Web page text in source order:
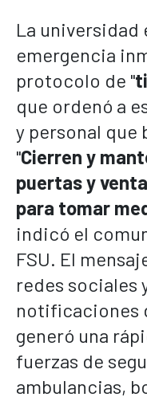
La universidad
emergencia
protocolo de "
que ordenó a
y personal que
"Cierren y
puertas y
para tomar
indicó el
FSU. El
redes sociales
notificaciones
generó una
fuerzas de
ambulancias,